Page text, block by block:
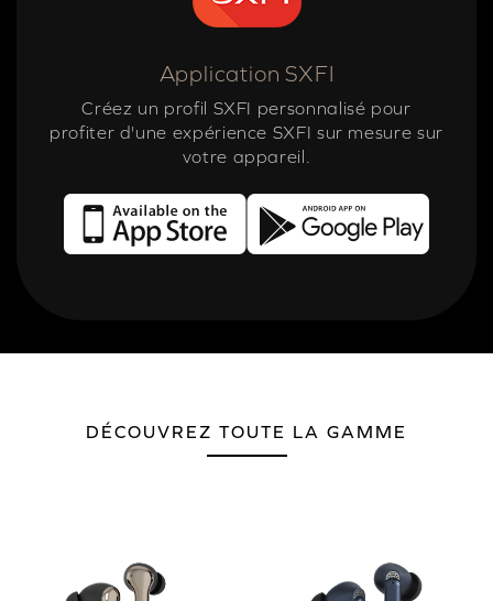
Application SXFI
Créez un profil SXFI personnalisé pour
profiter d'une expérience SXFI sur mesure sur
votre appareil.
DÉCOUVREZ TOUTE LA GAMME